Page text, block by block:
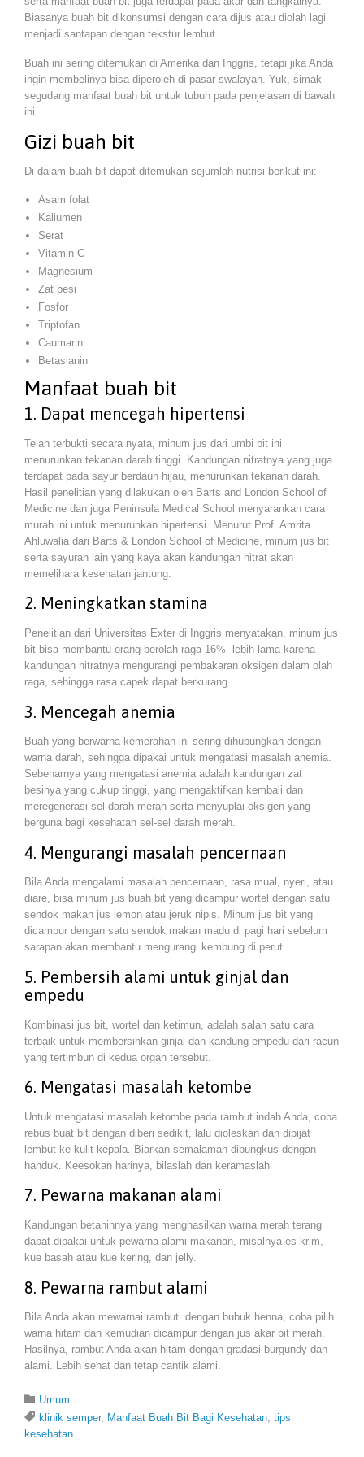
Biasanya buah bit dikonsumsi dengan cara dijus atau diolah lagi
menjadi santapan dengan tekstur lembut.
Buah ini sering ditemukan di Amerika dan Inggris, tetapi jika Anda
ingin membelinya bisa diperoleh di pasar swalayan. Yuk, simak
segudang manfaat buah bit untuk tubuh pada penjelasan di bawah
ini.
Gizi buah bit
Di dalam buah bit dapat ditemukan sejumlah nutrisi berikut ini:
Asam folat
Kaliumen
Serat
Vitamin C
Magnesium
Zat besi
Fosfor
Triptofan
Caumarin
Betasianin
Manfaat buah bit
1. Dapat mencegah hipertensi
Telah terbukti secara nyata, minum jus dari umbi bit ini
menurunkan tekanan darah tinggi. Kandungan nitratnya yang juga
terdapat pada sayur berdaun hijau, menurunkan tekanan darah.
Hasil penelitian yang dilakukan oleh Barts and London School of
Medicine dan juga Peninsula Medical School menyarankan cara
murah ini untuk menurunkan hipertensi. Menurut Prof. Amrita
Ahluwalia dari Barts & London School of Medicine, minum jus bit
serta sayuran lain yang kaya akan kandungan nitrat akan
memelihara kesehatan jantung.
2. Meningkatkan stamina
Penelitian dari Universitas Exter di Inggris menyatakan, minum jus
bit bisa membantu orang berolah raga 16% lebih lama karena
kandungan nitratnya mengurangi pembakaran oksigen dalam olah
raga, sehingga rasa capek dapat berkurang.
3. Mencegah anemia
Buah yang berwarna kemerahan ini sering dihubungkan dengan
warna darah, sehingga dipakai untuk mengatasi masalah anemia.
Sebenarnya yang mengatasi anemia adalah kandungan zat
besinya yang cukup tinggi, yang mengaktifkan kembali dan
meregenerasi sel darah merah serta menyuplai oksigen yang
berguna bagi kesehatan sel-sel darah merah.
4. Mengurangi masalah pencernaan
Bila Anda mengalami masalah pencernaan, rasa mual, nyeri, atau
diare, bisa minum jus buah bit yang dicampur wortel dengan satu
sendok makan jus lemon atau jeruk nipis. Minum jus bit yang
dicampur dengan satu sendok makan madu di pagi hari sebelum
sarapan akan membantu mengurangi kembung di perut.
5. Pembersih alami untuk ginjal dan
empedu
Kombinasi jus bit, wortel dan ketimun, adalah salah satu cara
terbaik untuk membersihkan ginjal dan kandung empedu dari racun
yang tertimbun di kedua organ tersebut.
6. Mengatasi masalah ketombe
Untuk mengatasi masalah ketombe pada rambut indah Anda, coba
rebus buat bit dengan diberi sedikit, lalu dioleskan dan dipijat
lembut ke kulit kepala. Biarkan semalaman dibungkus dengan
handuk. Keesokan harinya, bilaslah dan keramaslah
7. Pewarna makanan alami
Kandungan betaninnya yang menghasilkan warna merah terang
dapat dipakai untuk pewarna alami makanan, misalnya es krim,
kue basah atau kue kering, dan jelly.
8. Pewarna rambut alami
Bila Anda akan mewarnai rambut dengan bubuk henna, coba pilih
warna hitam dan kemudian dicampur dengan jus akar bit merah.
Hasilnya, rambut Anda akan hitam dengan gradasi burgundy dan
alami. Lebih sehat dan tetap cantik alami.
 Category
Umum
 Tags
klinik semper, Manfaat Buah Bit Bagi Kesehatan, tips
kesehatan